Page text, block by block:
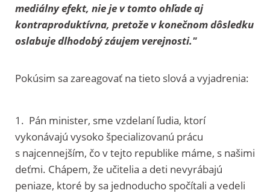
mediálny efekt, nie je v tomto ohľade aj
kontraproduktívna, pretože v konečnom dôsledku
oslabuje dlhodobý záujem verejnosti."
Pokúsim sa zareagovať na tieto slová a vyjadrenia:
1. Pán minister, sme vzdelaní ľudia, ktorí
vykonávajú vysoko špecializovanú prácu
s najcennejším, čo v tejto republike máme, s našimi
deťmi. Chápem, že učitelia a deti nevyrábajú
peniaze, ktoré by sa jednoducho spočítali a vedeli